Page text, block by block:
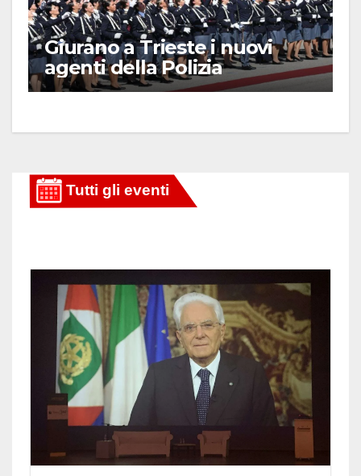
Giurano a Trieste i nuovi
agenti della Polizia